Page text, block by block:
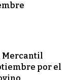
Mercantil
por el